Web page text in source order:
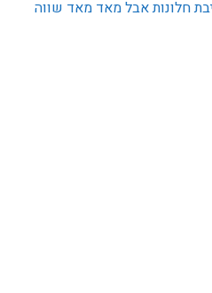
חלונות אבל מאד מאד שווה